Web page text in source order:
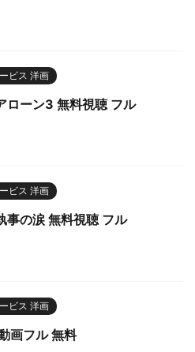
ビス 洋画
ローン3 無料視聴 フル
ビス 洋画
事の涙 無料視聴 フル
ビス 洋画
画フル 無料